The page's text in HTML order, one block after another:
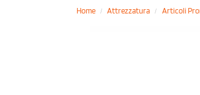
Home / Attrezzatura / Articoli